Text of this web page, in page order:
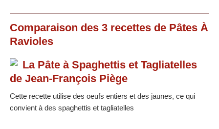
Comparaison des 3 recettes de Pâtes À
Ravioles
La Pâte à Spaghettis et Tagliatelles
de Jean-François Piège
Cette recette utilise des oeufs entiers et des jaunes, ce qui
convient à des spaghettis et tagliatelles